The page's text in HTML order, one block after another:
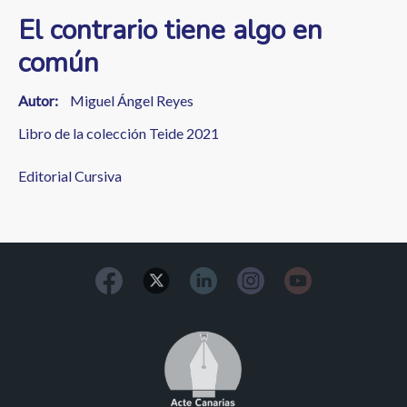
El contrario tiene algo en
común
Autor
Miguel Ángel Reyes
Libro de la colección Teide 2021
Editorial Cursiva
Image